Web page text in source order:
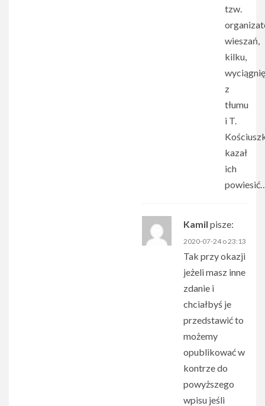
tzw.
wieszań,
kilku,
z
tłumu
i T.
kazał
ich
Kamil pisze:
2020-07-24 o 23:13
Tak przy okazji
jeżeli masz inne
zdanie i
chciałbyś je
przedstawić to
możemy
opublikować w
kontrze do
powyższego
wpisu jeśli